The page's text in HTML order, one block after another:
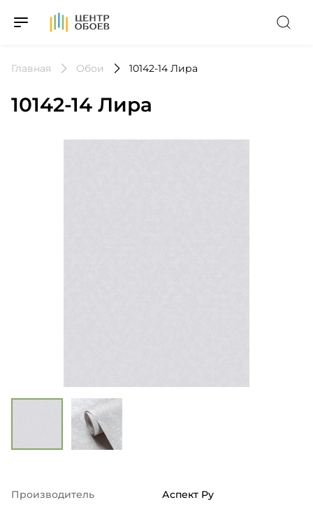
На Главную
Главная Обои 10142-14 Лира
10142-14 Лира
Производитель
Аспект Ру